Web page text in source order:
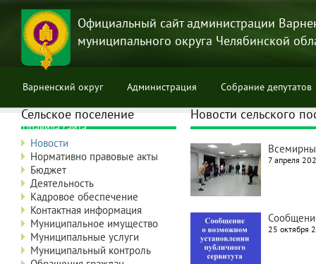
Перейти
основному
содержанию
Официальный сайт администрации
муниципального округа Челябинской
Варненский округ Администрация Собрание депутатов
Правила сайта
Новости сельского
7 апреля
25 октября
Сельское поселение
Новости
Нормативно правовые акты
Бюджет
Деятельность
Кадровое обеспечение
Контактная информация
Муниципальное имущество
Муниципальные услуги
Муниципальный контроль